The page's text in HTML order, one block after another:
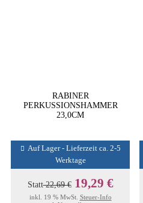
RABINER
PERKUSSIONSHAMMER
23,0CM
Auf Lager - Lieferzeit ca. 2-5
Werktage
Statt22,69 € 19,29 €
inkl. 19 % MwSt. Steuer-Info